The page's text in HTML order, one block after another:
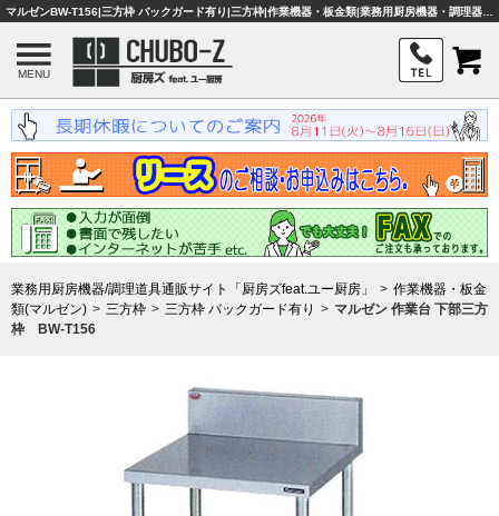
MENU
業務用厨房機器/調理道具通販サイト「厨房ズfeat.ユー厨房」
作業機器・板金
類(マルゼン)
三方枠 三方枠 バックガード有り
マルゼン 作業台 下部三方
枠 BW-T156